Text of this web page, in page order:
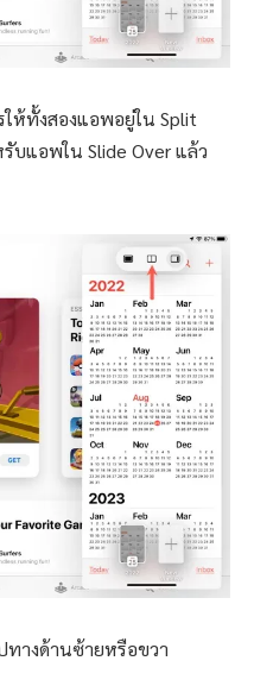
ให้ทั้งสองแอพอยู่ใน Split
บแอพใน Slide Over แล้ว
ทางด้านซ้ายหรือขวา